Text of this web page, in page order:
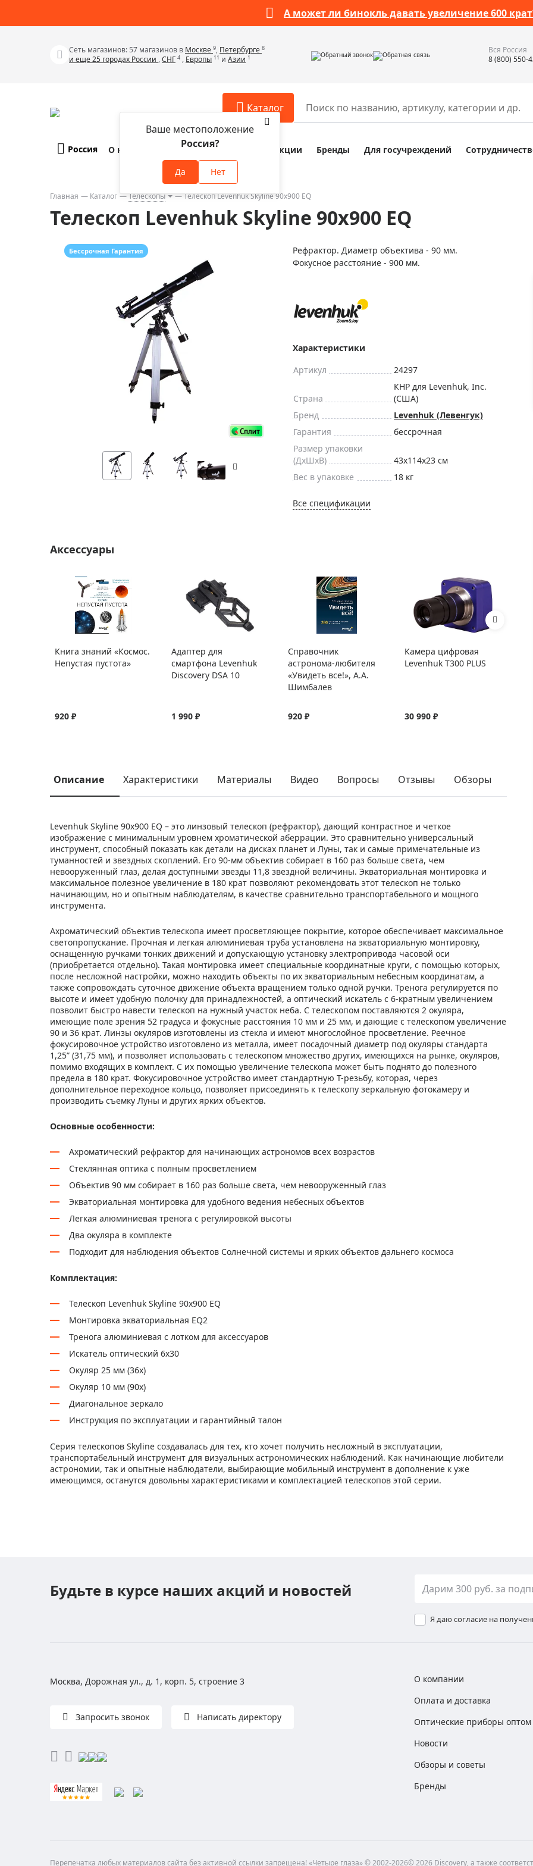
А может ли бинокль давать увеличение 600
Сеть магазинов: 57 магазинов в Москве 9, Петербурге 8
и еще 25 городах России ,СНГ 4 , Европы 11 и Азии 1 Обратный звонок Обратная связь
Вся Россия
8 (800) 550-
Каталог
Телескопы
Бинокли
Зрительные трубы
Лупы
Приборы ночного видения
Метеостанции, барометры, часы
Discovery (Дискавери)
Оптика для детей Levenhuk LabZZ
Подарки
Хиты продаж
Аксессуары для микроскопов
Аксессуары для зрительных труб
Аксессуары для биноклей
Аксессуары для луп
Аксессуары для приборов ночного
Распродажа оптики по специальным
Распродажа выставочных образцов
Разное
Наборы исследователя
Глобусы
Глобусы интерактивные
Фонари
Элементы питания, карты
Фотоловушки
Россия
Ваше местоположение
Россия?
Да Нет
О компании Оплата и доставка Акции Бренды Для госучреждений
Главная Каталог Телескопы Телескоп Levenhuk Skyline 90х900 EQ
Телескоп Levenhuk Skyline 90х900 EQ
Бессрочная Гарантия
Рефрактор. Диаметр объектива - 90 мм.
Фокусное расстояние - 900 мм.
Характеристики
Артикул
24297
Страна
КНР для Levenhuk, Inc.
(США)
Бренд
Levenhuk (Левенгук)
Гарантия
бессрочная
Размер упаковки
(ДxШxВ)
43x114x23 см
Вес в упаковке
18 кг
Все спецификации
Аксессуары
Книга знаний «Космос.
Непустая пустота»
920 ₽
Адаптер для
смартфона Levenhuk
Discovery DSA 10
1 990 ₽
Справочник
астронома-любителя
«Увидеть все!», А.А.
Шимбалев
920 ₽
Камера цифровая
Levenhuk T300 PLUS
30 990 ₽
Описание Характеристики Материалы Видео Вопросы Отзывы Обзоры
Levenhuk Skyline 90х900 EQ – это линзовый телескоп (рефрактор), дающий контрастное и четкое
изображение с минимальным уровнем хроматической аберрации. Это сравнительно универсальный
инструмент, способный показать как детали на дисках планет и Луны, так и самые примечательные из
туманностей и звездных скоплений. Его 90-мм объектив собирает в 160 раз больше света, чем
невооруженный глаз, делая доступными звезды 11,8 звездной величины. Экваториальная монтировка и
максимальное полезное увеличение в 180 крат позволяют рекомендовать этот телескоп не только
начинающим, но и опытным наблюдателям, в качестве сравнительно транспортабельного и мощного
инструмента.
Ахроматический объектив телескопа имеет просветляющее покрытие, которое обеспечивает максимальное
светопропускание. Прочная и легкая алюминиевая труба установлена на экваториальную монтировку,
оснащенную ручками тонких движений и допускающую установку электропривода часовой оси
(приобретается отдельно). Такая монтировка имеет специальные координатные круги, с помощью которых,
после несложной настройки, можно находить объекты по их экваториальным небесным координатам, а
также сопровождать суточное движение объекта вращением только одной ручки. Тренога регулируется по
высоте и имеет удобную полочку для принадлежностей, а оптический искатель с 6-кратным увеличением
позволит быстро навести телескоп на нужный участок неба. С телескопом поставляются 2 окуляра,
имеющие поле зрения 52 градуса и фокусные расстояния 10 мм и 25 мм, и дающие с телескопом увеличение
90 и 36 крат. Линзы окуляров изготовлены из стекла и имеют многослойное просветление. Реечное
фокусировочное устройство изготовлено из металла, имеет посадочный диаметр под окуляры стандарта
1,25” (31,75 мм), и позволяет использовать с телескопом множество других, имеющихся на рынке, окуляров,
помимо входящих в комплект. С их помощью увеличение телескопа может быть поднято до полезного
предела в 180 крат. Фокусировочное устройство имеет стандартную Т-резьбу, которая, через
дополнительное переходное кольцо, позволяет присоединять к телескопу зеркальную фотокамеру и
производить съемку Луны и других ярких объектов.
Основные особенности:
Ахроматический рефрактор для начинающих астрономов всех возрастов
Стеклянная оптика с полным просветлением
Объектив 90 мм собирает в 160 раз больше света, чем невооруженный глаз
Экваториальная монтировка для удобного ведения небесных объектов
Легкая алюминиевая тренога с регулировкой высоты
Два окуляра в комплекте
Подходит для наблюдения объектов Солнечной системы и ярких объектов дальнего космоса
Комплектация:
Телескоп Levenhuk Skyline 90х900 EQ
Монтировка экваториальная EQ2
Тренога алюминиевая с лотком для аксессуаров
Искатель оптический 6x30
Окуляр 25 мм (36x)
Окуляр 10 мм (90x)
Диагональное зеркало
Инструкция по эксплуатации и гарантийный талон
Серия телескопов Skyline создавалась для тех, кто хочет получить несложный в эксплуатации,
транспортабельный инструмент для визуальных астрономических наблюдений. Как начинающие любители
астрономии, так и опытные наблюдатели, выбирающие мобильный инструмент в дополнение к уже
имеющимся, останутся довольны характеристиками и комплектацией телескопов этой серии.
Будьте в курсе наших акций и новостей
Я даю согласие на
Москва, Дорожная ул., д. 1, корп. 5, строение 3
Запросить звонок Написать директору
О компании
Оплата и доставка
Оптические приборы оптом
Новости
Обзоры и советы
Бренды
Перепечатка любых материалов сайта без активной ссылки запрещена! «Четыре глаза» © 2002-2026© 2026 Discovery, а также